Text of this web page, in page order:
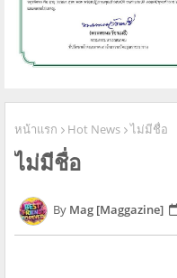
หน้าแรก Hot News ไม่มีชื่อ
ไม่มีชื่อ
Mag [Maggazine]